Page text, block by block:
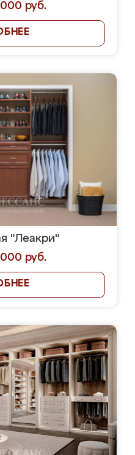
руб.
"Леакри"
руб.